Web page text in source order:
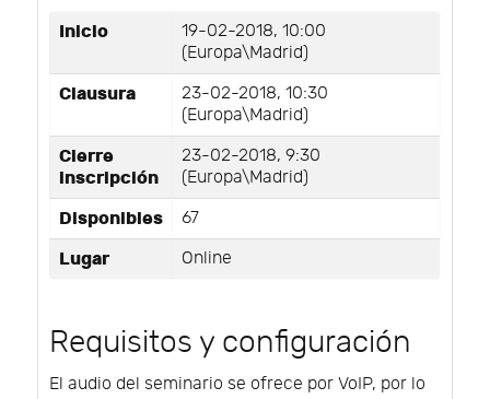
Inicio
19-02-2018, 10:00
(Europa\Madrid)
Clausura
23-02-2018, 10:30
(Europa\Madrid)
Cierre
inscripción
23-02-2018, 9:30
(Europa\Madrid)
Disponibles 67
Lugar Online
Requisitos y configuración
El audio del seminario se ofrece por VoIP, por lo